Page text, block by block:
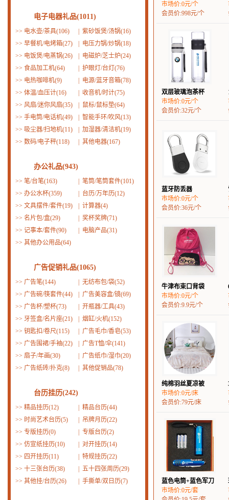
电子电器礼品(1011)
>> 电水壶/茶具(106)
紫砂饭煲/汤锅(16)
>> 早餐机/电烤箱(27)
电压力锅/炒锅(18)
>> 电饭煲/电蒸锅(26)
电磁炉/芝士炉(24)
>> 食品加工机(64)
护眼灯/台灯(76)
>> 电热咖啡机(9)
电源/蓝牙音箱(78)
>> 体温/血压计(16)
收音机/时计(75)
>> 风扇/迷你风扇(35)
鼠标/鼠标垫(64)
>> 手电筒/电话机(49)
智能手环/吹风(13)
>> 吸尘器/扫地机(11)
加湿器/清洁机(19)
>> 数码/电子秤(118) 其他电器(167)
办公礼品(943)
>> 笔/台笔(163)
笔筒/笔筒套件(101)
>> 办公水杯(359)
台历/万年历(12)
>> 文具摆件/套件(19)
计算器(4)
>> 名片包/盒(29)
奖杯奖牌(71)
>> 记事本/套件(90)
电脑产品(31)
>> 其他办公用品(64)
广告促销礼品(1065)
>> 广告笔(144)
无纺布包/袋(52)
>> 广告碗/筷套件(44)
广告美容盒/镜(69)
>> 广告杯/塑杯(73)
开瓶器/工具(43)
>> 牙签盒/名片座(21)
烟缸/火机(152)
>> 钥匙扣/卷尺(115)
广告毛巾/香皂(53)
>> 广告围裙/手袖(22)
广告T恤/伞(141)
>> 扇子/年画(30)
广告纸巾/湿巾(20)
>> 广告纸砖/扑克(8) 其他促销品(78)
台历挂历(242)
>> 精品挂历(12)
精品台历(44)
>> 时尚艺术台历(5)
吊牌月历(22)
>> 专版挂历(0)
专版台历(2)
>> 仿宣纸挂历(10)
对开挂历(14)
>> 四开挂历(11)
特规挂历(22)
>> 十三张台历(38)
五十四张周历(29)
>> 其他挂/台历(26) 手撕单/双日历(7)
市场价:0元/个
会员价:998元/个
双层玻璃泡茶杯
市场价:0元/个
会员价:32元/个
蓝牙防丢器
市场价:0元/个
会员价:36元/个
牛津布束口背袋
市场价:0元/个
会员价:9.9元/个
纯棉羽丝夏凉被
市场价:0元/床
会员价:79元/床
蓝色电筒+蓝色军刀
市场价:0元/套